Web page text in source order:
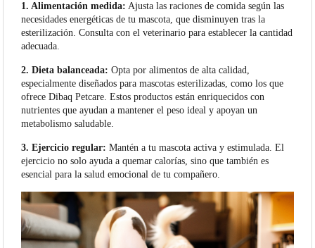
1. Alimentación medida: Ajusta las raciones de comida según las
necesidades energéticas de tu mascota, que disminuyen tras la
esterilización. Consulta con el veterinario para establecer la cantidad
adecuada.
2. Dieta balanceada: Opta por alimentos de alta calidad,
especialmente diseñados para mascotas esterilizadas, como los que
ofrece Dibaq Petcare. Estos productos están enriquecidos con
nutrientes que ayudan a mantener el peso ideal y apoyan un
metabolismo saludable.
3. Ejercicio regular: Mantén a tu mascota activa y estimulada. El
ejercicio no solo ayuda a quemar calorías, sino que también es
esencial para la salud emocional de tu compañero.